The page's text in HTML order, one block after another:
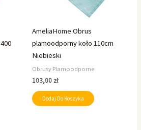
AmeliaHome Obrus
plamoodporny koło 110cm
Niebieski
Obrusy Plamoodporne
103,00 zł
Dodaj Do Koszyka